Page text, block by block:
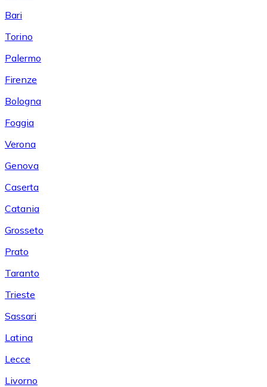
Bari
Torino
Palermo
Firenze
Bologna
Foggia
Verona
Genova
Caserta
Catania
Grosseto
Prato
Taranto
Trieste
Sassari
Latina
Lecce
Livorno